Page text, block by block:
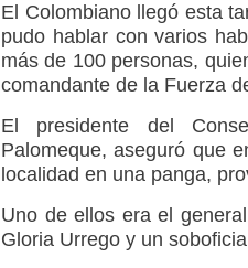
El Colombiano llegó esta
pudo hablar con varios
más de 100 personas,
comandante de la Fuerza
El presidente del
Palomeque, aseguró que
localidad en una panga,
Uno de ellos era el
Gloria Urrego y un